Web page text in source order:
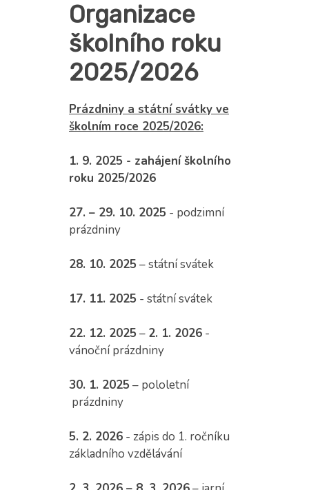
Organizace
školního roku
2025/2026
Prázdniny a státní svátky ve
školním roce 2025/2026:
1. 9. 2025 - zahájení školního
roku 2025/2026
27. – 29. 10. 2025 - podzimní
prázdniny
28. 10. 2025 – státní svátek
17. 11. 2025 - státní svátek
22. 12. 2025 – 2. 1. 2026 -
vánoční prázdniny
30. 1. 2025 – pololetní
prázdniny
5. 2. 2026 - zápis do 1. ročníku
základního vzdělávání